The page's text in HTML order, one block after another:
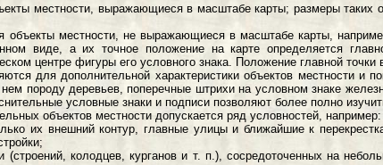
выражающиеся в масштабе карты; размеры таких
местности, не выражающиеся в масштабе карты,
виде, а их точное положение на карте определяется
центре фигуры его условного знака. Положение главной
дополнительной характеристики объектов местности и
породу деревьев, поперечные штрихи на условном знаке
условные знаки и подписи позволяют более полно
объектов местности допускается ряд условностей, например:
их внешний контур, главные улицы и ближайшие к
колодцев, курганов и т. п.), сосредоточенных на